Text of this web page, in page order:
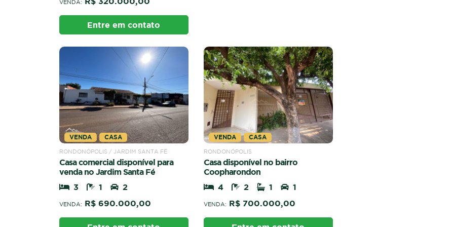
VENDA:
Entre em contato
VENDA CASA
RONDONÓPOLIS / JARDIM SANTA FÉ
Casa comercial disponível para
venda no Jardim Santa Fé
3
1 2
VENDA: R$ 690.000,00
VENDA CASA
RONDONÓPOLIS
Casa disponível no bairro
Coopharondon
4
2 1 1
VENDA: R$ 700.000,00